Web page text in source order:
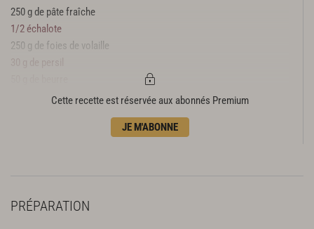
250 g de pâte fraîche
1/2 échalote
250 g de foies de volaille
30 g de persil
1 verre de vin rouge barbera
sel & poivre
60 g de grana padano
Cette recette est réservée aux abonnés Premium
JE M'ABONNE
PRÉPARATION